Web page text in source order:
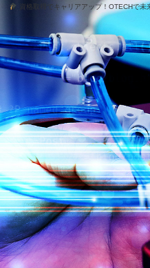
資格取得でキャリアアップ！OTECHで